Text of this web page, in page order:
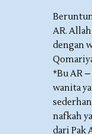
AR.
dengan
*Bu AR
wanita
nafkah
dari Pak